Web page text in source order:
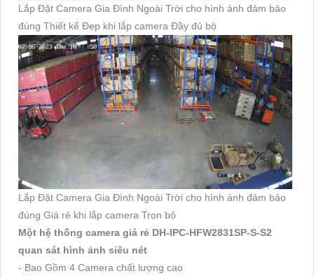
Lắp Đặt Camera Gia Đình Ngoài Trời cho hình ảnh đảm bảo
đúng Thiết kế Đẹp khi lắp camera Đầy đủ bộ
Lắp Đặt Camera Gia Đình Ngoài Trời cho hình ảnh đảm bảo
đúng Giá rẻ khi lắp camera Trọn bộ
Một hệ thống camera giá rẻ DH-IPC-HFW2831SP-S-S2
quan sát hình ảnh siêu nét
- Bao Gồm 4 Camera chất lượng cao